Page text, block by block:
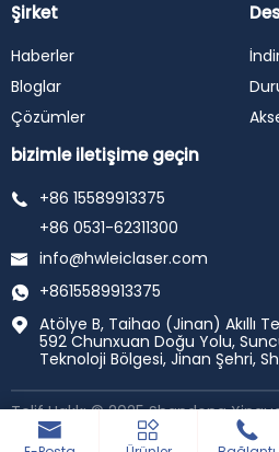
Şirket
Haberler
Bloglar
Çözümler
bizimle iletişime geçin
+86 15589913375
+86 0531-62311300
info@hwleiclaser.com
+8615589913375
Atölye B, Taihao (Jinan) Akıllı
592 Chunxuan Doğu Yolu,
Teknoloji Bölgesi, Jinan Şehri,
Telif Hakkı © 2025 Shandong
Teknolojisi A. Ş., ltd. tüm hakları
desteklenmektedir haiyunhui